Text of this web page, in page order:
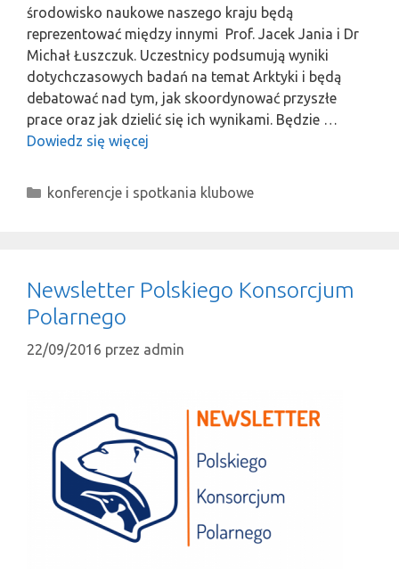
środowisko naukowe naszego kraju będą
reprezentować między innymi Prof. Jacek Jania i Dr
Michał Łuszczuk. Uczestnicy podsumują wyniki
dotychczasowych badań na temat Arktyki i będą
debatować nad tym, jak skoordynować przyszłe
prace oraz jak dzielić się ich wynikami. Będzie …
Dowiedz się więcej
Kategorie
konferencje i spotkania klubowe
Newsletter Polskiego Konsorcjum
Polarnego
22/09/2016 przez admin